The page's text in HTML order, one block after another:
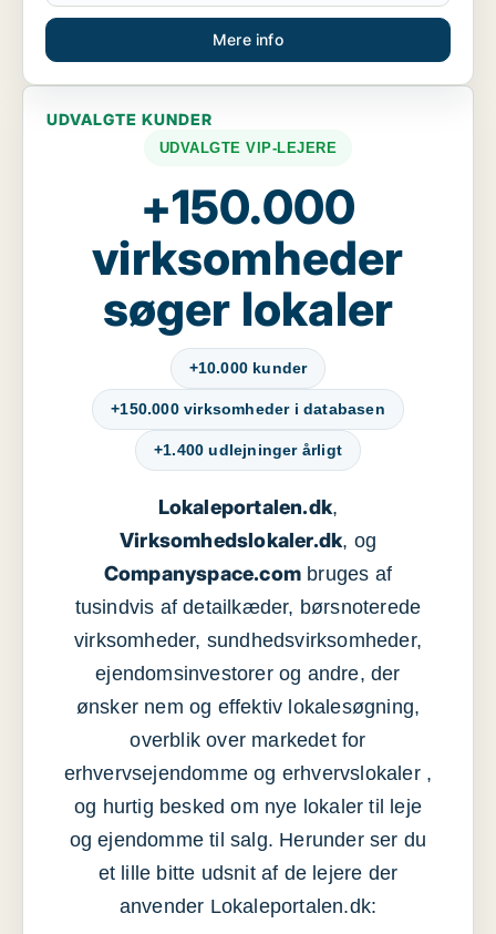
Mere info
UDVALGTE KUNDER
UDVALGTE VIP-LEJERE
+150.000
virksomheder
søger lokaler
+10.000 kunder
+150.000 virksomheder i databasen
+1.400 udlejninger årligt
Lokaleportalen.dk,
Virksomhedslokaler.dk, og
Companyspace.com bruges af
tusindvis af detailkæder, børsnoterede
virksomheder, sundhedsvirksomheder,
ejendomsinvestorer og andre, der
ønsker nem og effektiv lokalesøgning,
overblik over markedet for
erhvervsejendomme og erhvervslokaler ,
og hurtig besked om nye lokaler til leje
og ejendomme til salg. Herunder ser du
et lille bitte udsnit af de lejere der
anvender Lokaleportalen.dk: